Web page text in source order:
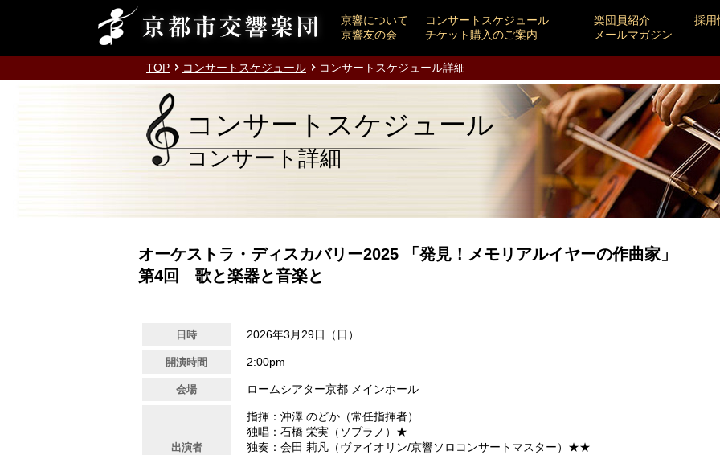
京響について コンサートスケジュール 楽団員紹介
採用
京響友の会
チケット購入のご案内 メールマガジン
TOP コンサートスケジュール コンサートスケジュール詳細
コンサートスケジュール
コンサート詳細
オーケストラ・ディスカバリー2025 「発見！メモリアルイヤーの作曲家」
第4回 歌と楽器と音楽と
日時 2026年3月29日（日）
開演時間 2:00pm
会場 ロームシアター京都 メインホール
出演者
指揮：沖澤 のどか（常任指揮者）
独唱：石橋 栄実（ソプラノ）★
独奏：会田 莉凡（ヴァイオリン/京響ソロコンサートマスター）★★